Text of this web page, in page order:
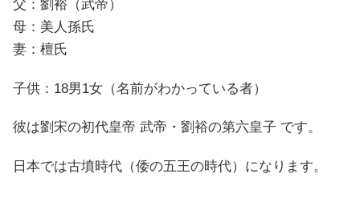
父：劉裕（武帝）
母：美人孫氏
妻：檀氏
子供：18男1女（名前がわかっている者）
彼は劉宋の初代皇帝 武帝・劉裕の第六皇子 です。
日本では古墳時代（倭の五王の時代）になります。